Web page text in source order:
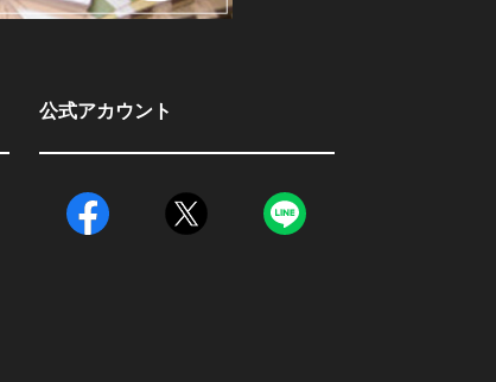
公式アカウント